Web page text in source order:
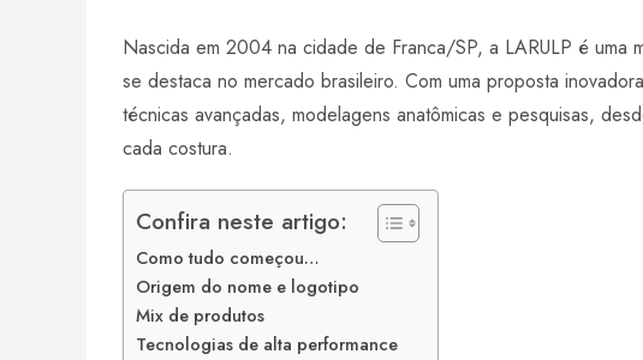
a
t
s
A
a
l
n
k
n
t
e
t
a
r
e
Nascida em 2004 na cidade de Franca/SP, a LARULP é uma
se destaca no mercado brasileiro. Com uma proposta
técnicas avançadas, modelagens anatômicas e pesquisas,
cada costura.
Confira neste artigo:
Como tudo começou…
Origem do nome e logotipo
Mix de produtos
Tecnologias de alta performance